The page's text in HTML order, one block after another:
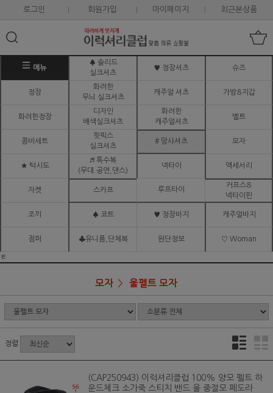
로그인 회원가입 마이페이지 최근본상품
메뉴
♠ 솔리드
실크셔츠
♥ 정장셔츠 슈즈
정장
화려한
무늬 실크셔츠
캐주얼 셔츠 가방&지갑
화려한정장
디자인
배색실크셔츠
화려한
캐주얼셔츠
벨트
콤비세트
핫픽스
실크셔츠
# 망사셔츠 모자
★ 턱시도
♬ 특수복
(무대.공연,댄스)
넥타이 액세서리
자켓 스카프 루프타이
커프스&
넥타이핀
조끼 ♠ 코트 ♥ 정장바지 캐주얼바지
점퍼 ♣유니폼,단체복 원단정보 ♡ Woman
ㅌ
모자 울펠트 모자
정렬
(CAP250943) 이럭셔리클럽 100% 양모 펠트 하
운드체크 소가죽 스티치 밴드 울 중절모 페도라